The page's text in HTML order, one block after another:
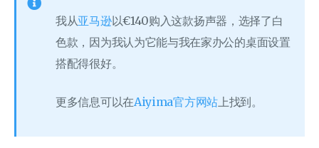
我从亚马逊以€140购入这款扬声器，选择了白
色款，因为我认为它能与我在家办公的桌面设置
搭配得很好。
更多信息可以在Aiyima官方网站上找到。